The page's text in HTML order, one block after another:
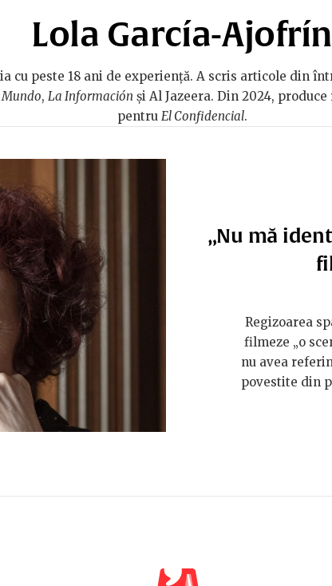
Lola García-Ajofrín
cu peste 18 ani de experiență. A scris articole din
Mundo, La Información și Al Jazeera. Din 2024,
pentru El Confidencial.
„Nu mă
Regizoarea
filmeze „o
nu avea
povestite din